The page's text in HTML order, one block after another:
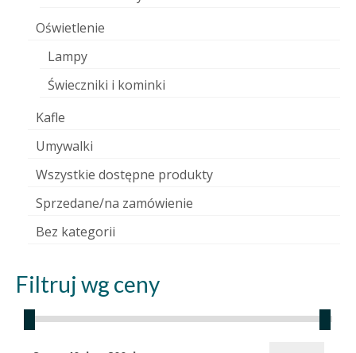
Oświetlenie
Lampy
Świeczniki i kominki
Kafle
Umywalki
Wszystkie dostępne produkty
Sprzedane/na zamówienie
Bez kategorii
Filtruj wg ceny